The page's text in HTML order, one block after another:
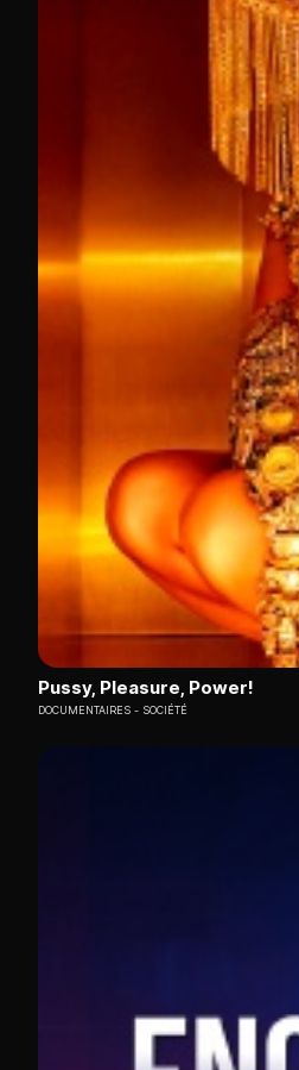
Pussy, Pleasure, Power!
DOCUMENTAIRES SOCIÉTÉ